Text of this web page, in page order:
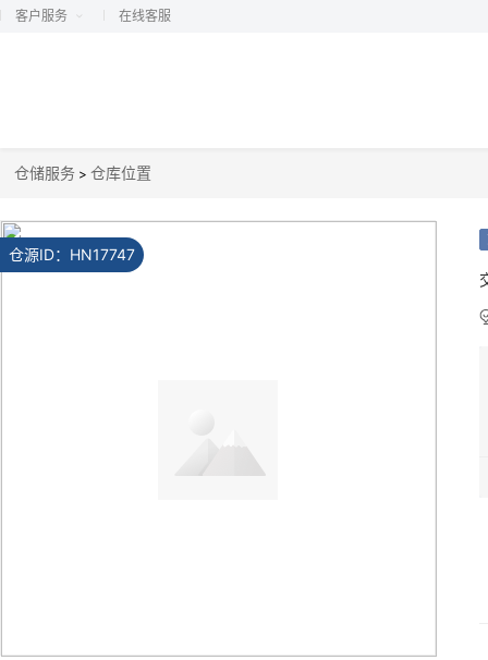
客户服务 在线客服
仓储服务 > 仓库位置
仓源ID： HN17747